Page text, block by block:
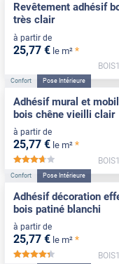
Revêtement adhésif
très clair
à partir de
25,77 € le m² *
Confort Pose Intérieure
Adhésif mural et
bois chêne vieilli clair
à partir de
25,77 € le m² *
*****
Confort Pose Intérieure
Adhésif décoration
bois patiné blanchi
à partir de
25,77 € le m² *
*****